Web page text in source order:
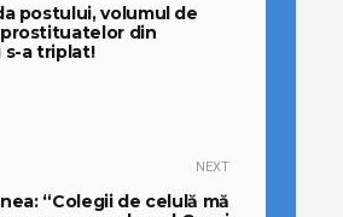
postului, volumul de
din
s-a triplat!
NEXT
“Colegii de celulă mă